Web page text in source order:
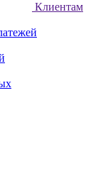
Клиентам